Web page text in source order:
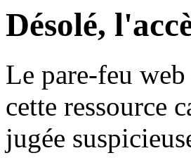
Désolé,
Le pare-feu
cette ressource
jugée